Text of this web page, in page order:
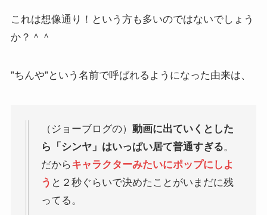
これは想像通り！という方も多いのではないでしょう
か？＾＾
”ちんや”という名前で呼ばれるようになった由来は、
（ジョーブログの） 動画に出ていくとした
ら「シンヤ」はいっぱい居て普通すぎる。
だからキャラクターみたいにポップにしよ
う と２秒ぐらいで決めたことがいまだに残
ってる。